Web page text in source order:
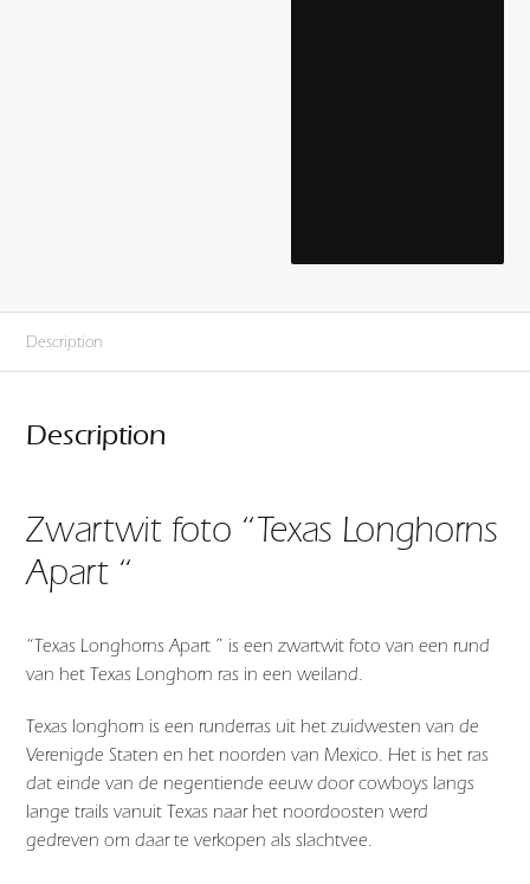
Description
Description
Zwartwit foto “Texas Longhorns
Apart “
“Texas Longhorns Apart ” is een zwartwit foto van een rund
van het Texas Longhorn ras in een weiland.
Texas longhorn is een runderras uit het zuidwesten van de
Verenigde Staten en het noorden van Mexico. Het is het ras
dat einde van de negentiende eeuw door cowboys langs
lange trails vanuit Texas naar het noordoosten werd
gedreven om daar te verkopen als slachtvee.